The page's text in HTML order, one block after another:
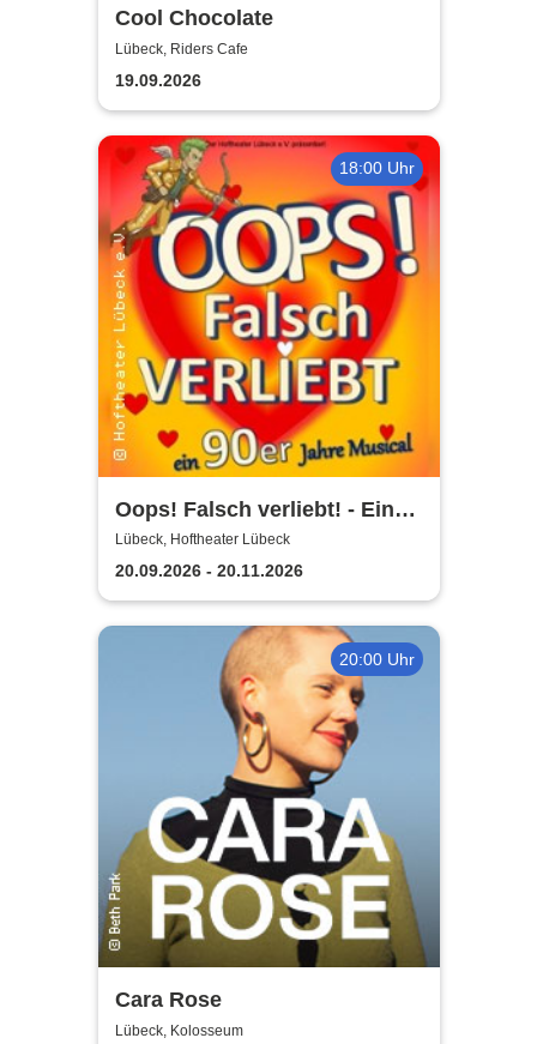
Cool Chocolate
Lübeck, Riders Cafe
19.09.2026
18:00 Uhr
Oops! Falsch verliebt! - Eine
90er Jahre Musicalkomödie
Lübeck, Hoftheater Lübeck
20.09.2026 - 20.11.2026
20:00 Uhr
Cara Rose
Lübeck, Kolosseum